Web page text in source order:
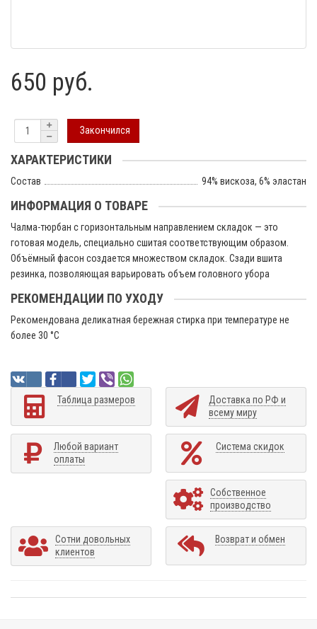
650 руб.
Закончился
ХАРАКТЕРИСТИКИ
Состав 94% вискоза, 6% эластан
ИНФОРМАЦИЯ О ТОВАРЕ
Чалма-тюрбан с горизонтальным направлением складок — это
готовая модель, специально сшитая соответствующим образом.
Объёмный фасон создается множеством складок. Сзади вшита
резинка, позволяющая варьировать объем головного убора
РЕКОМЕНДАЦИИ ПО УХОДУ
Рекомендована деликатная бережная стирка при температуре не
более 30 °C
Таблица размеров
Доставка по РФ и
всему миру
Любой вариант
оплаты
Система скидок
Собственное
производство
Сотни довольных
клиентов
Возврат и обмен